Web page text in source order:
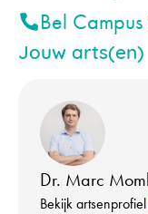
Bel
Jouw arts(en)
Dr. Marc
Bekijk artsenprofiel